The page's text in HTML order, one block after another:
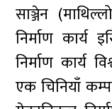
साञ्जेन
निर्माण कार्य
निर्माण कार्य
एक चिनियाँ